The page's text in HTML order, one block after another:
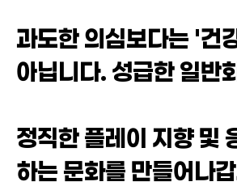
과도한 의심보다는 '건
아닙니다. 성급한 일반
정직한 플레이 지향 및
하는 문화를 만들어나